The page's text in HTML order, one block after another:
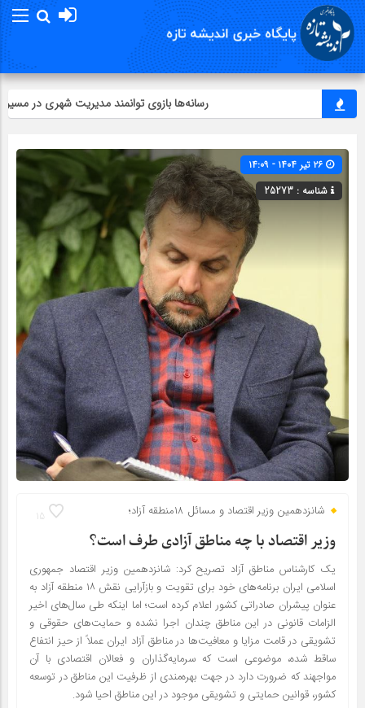
رسانه‌ها بازوی توانمند مدیریت شهری در مسیر
شناسه : 25273
15 شانزدهمین وزیر اقتصاد و مسائل ۱۸منطقه آزاد؛
وزیر اقتصاد با چه مناطق آزادی طرف است؟
یک کارشناس مناطق آزاد تصریح کرد: شانزدهمین وزیر اقتصاد جمهوری
اسلامی ایران برنامه‌های خود برای تقویت و بازآرایی نقش ۱۸ منطقه آزاد به
عنوان پیشران صادراتی کشور اعلام کرده است؛ اما اینکه طی سال‌های اخیر
الزامات قانونی در این مناطق چندان اجرا نشده و حمایت‌های حقوقی و
تشویقی در قامت مزایا و معافیت‌ها در مناطق آزاد ایران عملاً از حیز انتفاع
ساقط شده، موضوعی است که سرمایه‌گذاران و فعالان اقتصادی با آن
مواجهند که ضرورت دارد در جهت بهره‌مندی از ظرفیت این مناطق در توسعه
کشور، قوانین حمایتی و تشویقی موجود در این مناطق احیا شود.